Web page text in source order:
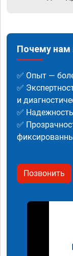
Почему нам
✅ Опыт —
✅
и
✅
✅
Позвонить